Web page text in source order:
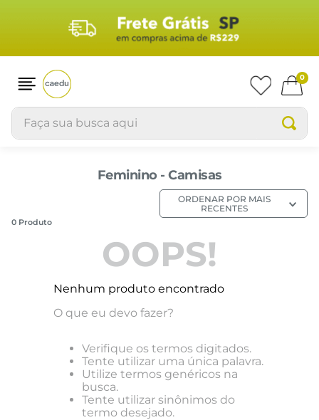
0
Faça sua busca aqui
Feminino - Camisas
ORDENAR POR MAIS
RECENTES
0 Produto
OOPS!
Nenhum produto encontrado
O que eu devo fazer?
Verifique os termos digitados.
Tente utilizar uma única palavra.
Utilize termos genéricos na
busca.
Tente utilizar sinônimos do
termo desejado.